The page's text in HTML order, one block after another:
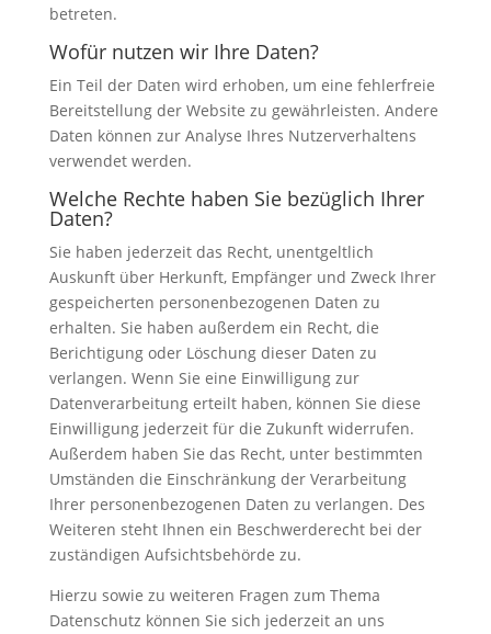
betreten.
Wofür nutzen wir Ihre Daten?
Ein Teil der Daten wird erhoben, um eine fehlerfreie
Bereitstellung der Website zu gewährleisten. Andere
Daten können zur Analyse Ihres Nutzerverhaltens
verwendet werden.
Welche Rechte haben Sie bezüglich Ihrer
Daten?
Sie haben jederzeit das Recht, unentgeltlich
Auskunft über Herkunft, Empfänger und Zweck Ihrer
gespeicherten personenbezogenen Daten zu
erhalten. Sie haben außerdem ein Recht, die
Berichtigung oder Löschung dieser Daten zu
verlangen. Wenn Sie eine Einwilligung zur
Datenverarbeitung erteilt haben, können Sie diese
Einwilligung jederzeit für die Zukunft widerrufen.
Außerdem haben Sie das Recht, unter bestimmten
Umständen die Einschränkung der Verarbeitung
Ihrer personenbezogenen Daten zu verlangen. Des
Weiteren steht Ihnen ein Beschwerderecht bei der
zuständigen Aufsichtsbehörde zu.
Hierzu sowie zu weiteren Fragen zum Thema
Datenschutz können Sie sich jederzeit an uns